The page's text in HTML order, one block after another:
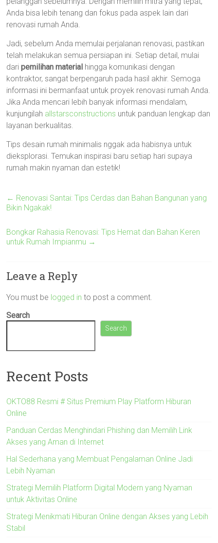
Anda bisa lebih tenang dan fokus pada aspek lain dari
renovasi rumah Anda.
Jadi, sebelum Anda memulai perjalanan renovasi, pastikan
telah melakukan semua persiapan ini. Setiap detail, mulai
daripemilihan material hingga komunikasi dengan
kontraktor, sangat berpengaruh pada hasil akhir. Semoga
informasi ini bermanfaat untuk proyek renovasi rumah Anda.
Jika Anda mencari lebih banyak informasi mendalam,
kunjungilah allstarsconstructions untuk panduan lengkap dan
layanan berkualitas.
Tips desain rumah minimalis nggak ada habisnya untuk
dieksplorasi. Temukan inspirasi baru setiap hari supaya
rumah makin nyaman dan estetik!
← Renovasi Santai: Tips Cerdas dan Bahan Bangunan yang
Bikin Ngakak!
Bongkar Rahasia Renovasi: Tips Hemat dan Bahan Keren
untuk Rumah Impianmu →
Leave a Reply
You must be logged in to post a comment.
Search
Search
Recent Posts
OKTO88 Resmi # Situs Premium Play Platform Hiburan
Online
Panduan Cerdas Menghindari Phishing dan Memilih Link
Akses yang Aman di Internet
Hal Sederhana yang Membuat Pengalaman Online Jadi
Lebih Nyaman
Strategi Memilih Platform Digital Modern yang Nyaman
untuk Aktivitas Online
Strategi Menikmati Hiburan Online dengan Akses yang Lebih
Stabil